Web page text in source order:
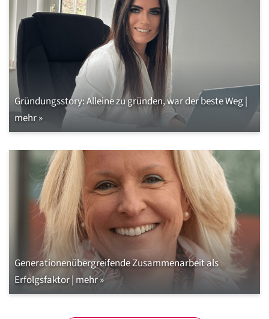
Gründungsstory: Alleine zu gründen, war der beste Weg |
mehr »
Generationenübergreifende Zusammenarbeit als
Erfolgsfaktor | mehr »